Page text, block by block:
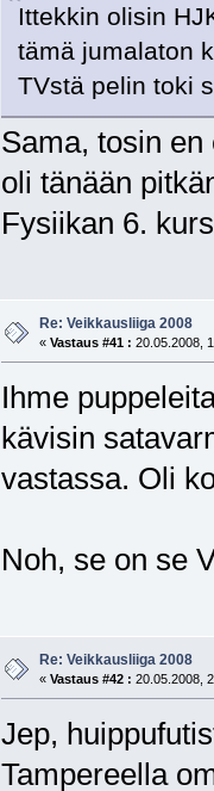
Ittekkin olisin
tämä jumalaton
TVstä pelin toki
Sama, tosin
oli tänään
Fysiikan 6.
Re: Veikkausliiga 2008
« Vastaus #41 : 20.05.2008,
Ihme
kävisin
vastassa. Oli
Noh, se on se
Re: Veikkausliiga 2008
« Vastaus #42 : 20.05.2008,
Jep,
Tampereella